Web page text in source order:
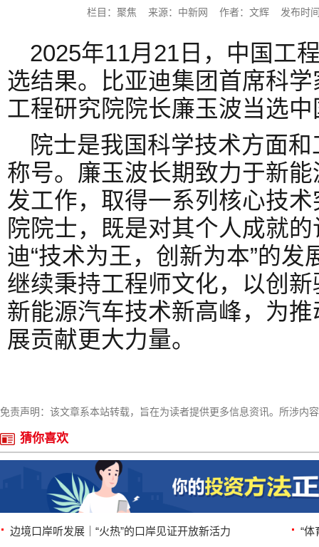
栏目：聚焦 来源：中新网 作者：文辉 发布时
2025年11月21日，中国工
选结果。比亚迪集团首席科
工程研究院院长廉玉波当选
院士是我国科学技术方面
称号。廉玉波长期致力于新
发工作，取得一系列核心技
院院士，既是对其个人成就
迪“技术为王，创新为本”的
继续秉持工程师文化，以创
新能源汽车技术新高峰，为
展贡献更大力量。
免责声明：该文章系本站转载，旨在为读者提供更多信息资讯。所涉内
猜你喜欢
边境口岸听发展｜“火热”的口岸见证开放新活力
“体